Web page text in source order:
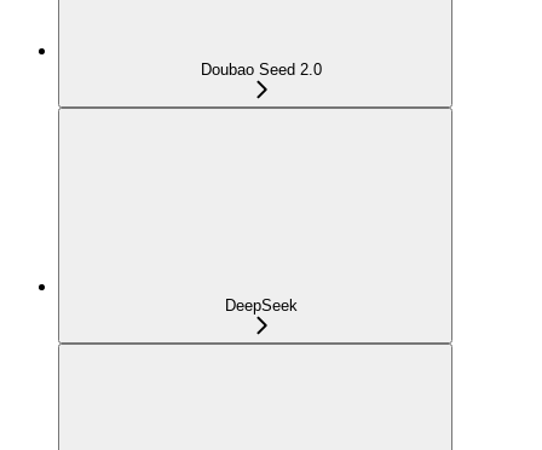
Doubao Seed 2.0
DeepSeek